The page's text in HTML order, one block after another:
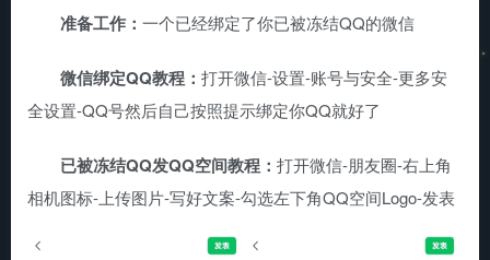
准备工作： 一个已经绑定了你已被冻结QQ的微信
微信绑定QQ教程： 打开微信-设置-账号与安全-更多安
全设置-QQ号然后自己按照提示绑定你QQ就好了
已被冻结QQ发QQ空间教程： 打开微信-朋友圈-右上角
相机图标-上传图片-写好文案-勾选左下角QQ空间Logo-发表